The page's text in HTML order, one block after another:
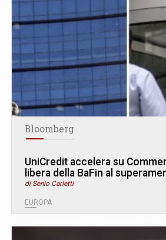
Bloomberg
UniCredit accelera su
libera della BaFin al
di Senio Carletti
EUROPA